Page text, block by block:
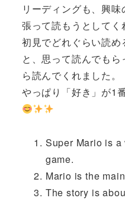
リーディングも、興
張って読もうとしてく
初見でどれぐらい読め
と、思って読んでも
ら読んでくれました。
やっぱり「好き」が1
Super Mario is
game.
Mario is the
The story is